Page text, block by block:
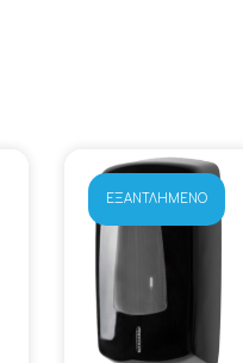
ΕΞΑΝΤΛΗΜΈΝΟ